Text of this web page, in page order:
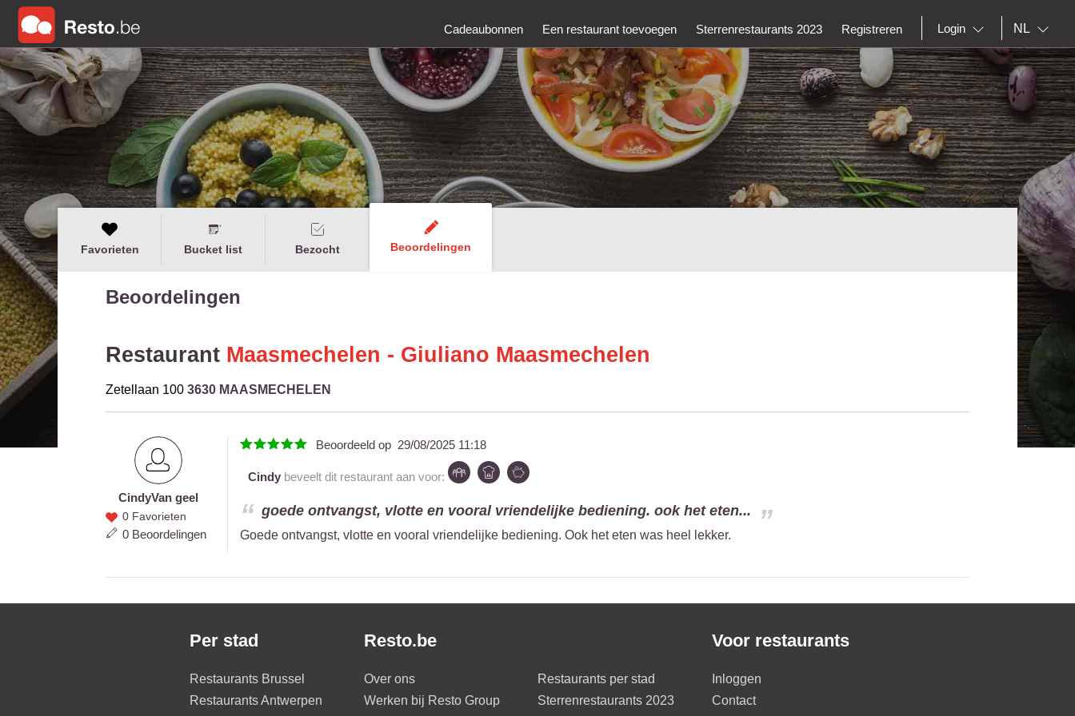
Cadeaubonnen Een restaurant toevoegen Sterrenrestaurants 2023 Registreren Login NL
Favorieten Bucket list Bezocht Beoordelingen
Beoordelingen
Restaurant Maasmechelen - Giuliano Maasmechelen
Zetellaan 100 3630 MAASMECHELEN
Cindy
Van
geel
CindyVan geel
0 Favorieten
0 Beoordelingen
Beoordeeld op 29/08/2025 11:18
Cindy beveelt dit restaurant aan voor:
goede ontvangst, vlotte en vooral vriendelijke bediening. ook het eten...
Goede ontvangst, vlotte en vooral vriendelijke bediening. Ook het eten was heel lekker.
Per stad
Restaurants Brussel
Restaurants Antwerpen
Resto.be
Over ons
Werken bij Resto Group
Restaurants per stad
Sterrenrestaurants 2023
Voor restaurants
Inloggen
Contact